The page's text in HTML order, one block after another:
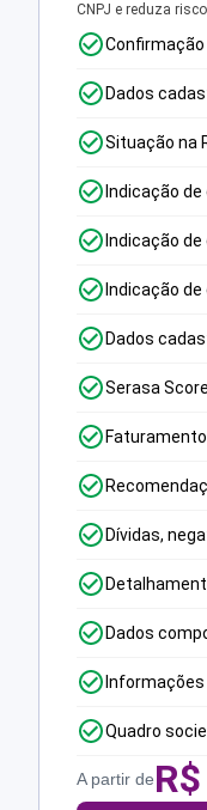
CNPJ e reduza
Confirmação
Dados
Situação na
Indicação
Indicação
Indicação
Dados
Serasa
Dívidas,
Dados
Informações
Quadro
A partir deR$